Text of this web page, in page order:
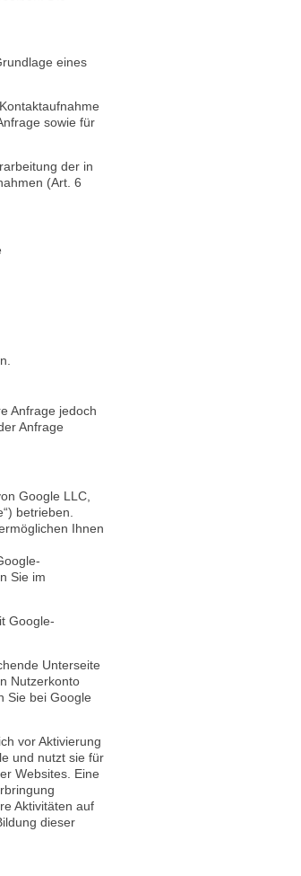
erforderlich.
Die
eines
sowie für
der in
(Art. 6
Anfrage jedoch
Anfrage
Google LLC,
betrieben.
Ihnen
Sie im
Google-
Unterseite
Nutzerkonto
bei Google
vor Aktivierung